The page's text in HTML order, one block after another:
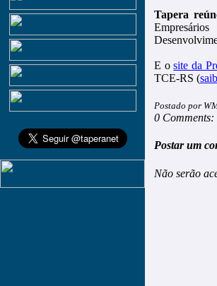
Tapera
E osite da
TCE-RS (
Postado por
0 Comments:
Postar um
Não serão